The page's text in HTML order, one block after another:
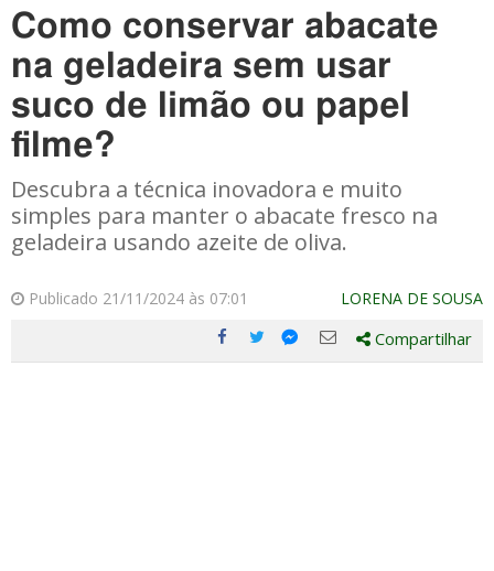
Como conservar abacate
na geladeira sem usar
suco de limão ou papel
filme?
Descubra a técnica inovadora e muito
simples para manter o abacate fresco na
geladeira usando azeite de oliva.
Publicado 21/11/2024 às 07:01 LORENA DE SOUSA
Compartilhe
Compartilhe
Compartilhe
Compartilhe
Compartilhar